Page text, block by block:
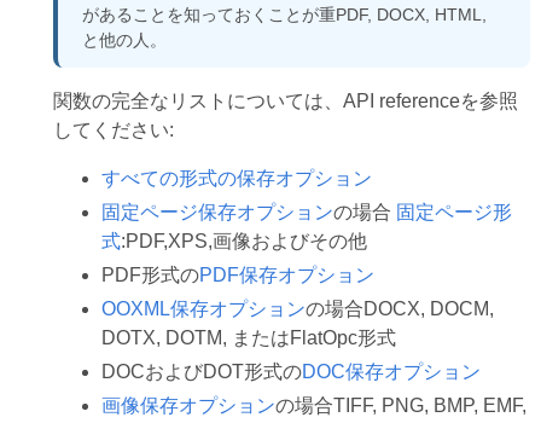
があることを知っておくことが重PDF, DOCX, HTML,
と他の人。
関数の完全なリストについては、API referenceを参照
してください:
すべての形式の保存オプション
固定ページ保存オプションの場合 固定ページ形
式:PDF,XPS,画像およびその他
PDF形式のPDF保存オプション
OOXML保存オプションの場合DOCX, DOCM,
DOTX, DOTM, またはFlatOpc形式
DOCおよびDOT形式のDOC保存オプション
画像保存オプションの場合TIFF, PNG, BMP, EMF,